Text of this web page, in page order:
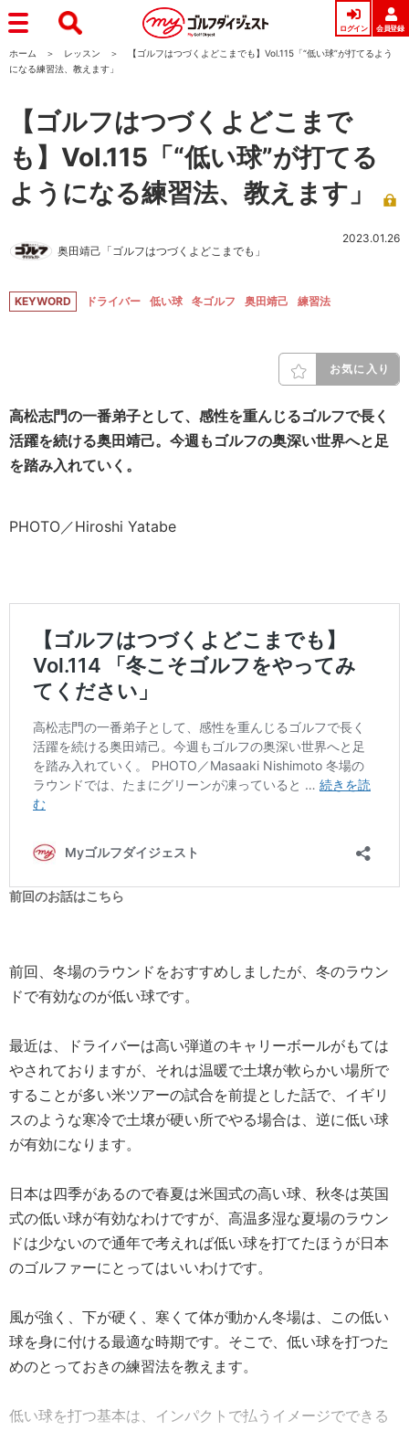
ログイン 会員登録
ホーム レッスン
【ゴルフはつづくよどこまでも】Vol.115「“低い球”が打てるよう
になる練習法、教えます」
【ゴルフはつづくよどこまで
も】Vol.115「“低い球”が打てる
ようになる練習法、教えます」
奥田靖己「ゴルフはつづくよどこまでも」
2023.01.26
KEYWORD ドライバー 低い球 冬ゴルフ 奥田靖己 練習法
お気に入り
高松志門の一番弟子として、感性を重んじるゴルフで長く
活躍を続ける奥田靖己。今週もゴルフの奥深い世界へと足
を踏み入れていく。
PHOTO／Hiroshi Yatabe
前回のお話はこちら
前回、冬場のラウンドをおすすめしましたが、冬のラウン
ドで有効なのが低い球です。
最近は、ドライバーは高い弾道のキャリーボールがもては
やされておりますが、それは温暖で土壌が軟らかい場所で
することが多い米ツアーの試合を前提とした話で、イギリ
スのような寒冷で土壌が硬い所でやる場合は、逆に低い球
が有効になります。
日本は四季があるので春夏は米国式の高い球、秋冬は英国
式の低い球が有効なわけですが、高温多湿な夏場のラウン
ドは少ないので通年で考えれば低い球を打てたほうが日本
のゴルファーにとってはいいわけです。
風が強く、下が硬く、寒くて体が動かん冬場は、この低い
球を身に付ける最適な時期です。そこで、低い球を打つた
めのとっておきの練習法を教えます。
低い球を打つ基本は、インパクトで払うイメージでできる